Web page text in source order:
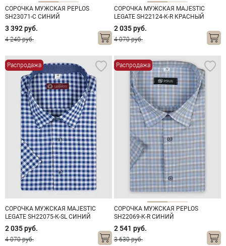
СОРОЧКА МУЖСКАЯ PEPLOS
SH23071-C СИНИЙ
3 392 руб.
4 240 руб.
СОРОЧКА МУЖСКАЯ MAJESTIC
LEGATE SH22124-К-R КРАСНЫЙ
2 035 руб.
4 070 руб.
Распродажа
СОРОЧКА МУЖСКАЯ MAJESTIC
LEGATE SH22075-К-SL СИНИЙ
2 035 руб.
4 070 руб.
Распродажа
СОРОЧКА МУЖСКАЯ PEPLOS
SH22069-К-R СИНИЙ
2 541 руб.
3 630 руб.